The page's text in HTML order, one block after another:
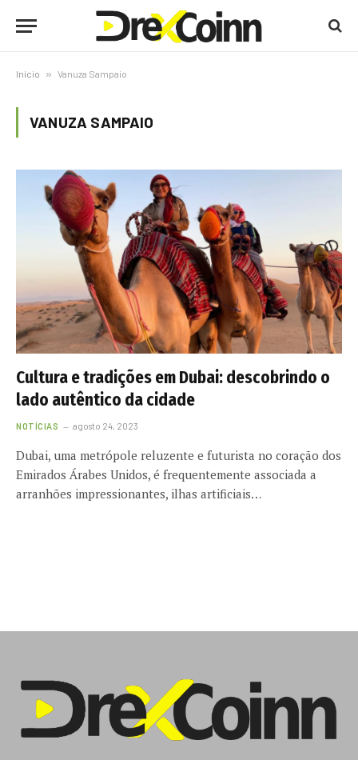
Início » Vanuza Sampaio
VANUZA SAMPAIO
Cultura e tradições em Dubai: descobrindo o
lado autêntico da cidade
NOTÍCIAS agosto 24, 2023
Dubai, uma metrópole reluzente e futurista no coração dos
Emirados Árabes Unidos, é frequentemente associada a
arranhões impressionantes, ilhas artificiais…